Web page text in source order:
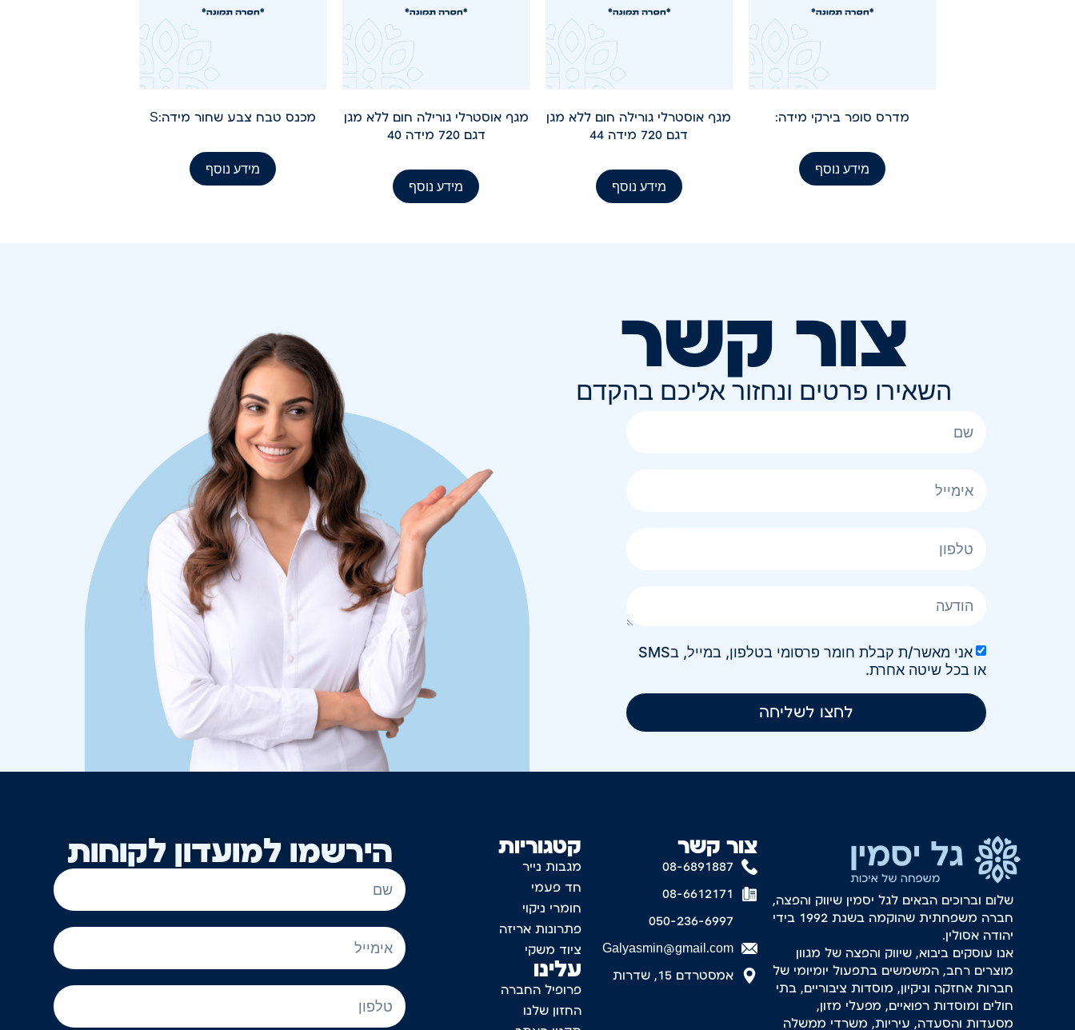
מדרס סופר בירקי מידה:
מידע נוסף
מגף אוסטרלי גורילה חום ללא מגן
דגם 720 מידה 44
מידע נוסף
מגף אוסטרלי גורילה חום ללא מגן
דגם 720 מידה 40
מידע נוסף
מכנס טבח צבע שחור מידה:S
מידע נוסף
צור קשר
השאירו פרטים ונחזור אליכם בהקדם
אני מאשר/ת קבלת חומר פרסומי בטלפון, במייל, בSMS
או בכל שיטה אחרת.
לחצו לשליחה
הירשמו למועדון לקוחות קטגוריות
מגבות נייר
חד פעמי
חומרי ניקוי
פתרונות אריזה
ציוד משקי
עלינו
פרופיל החברה
החזון שלנו
צור קשר
08-6891887
08-6612171
050-236-6997
Galyasmin@gmail.com
אמסטרדם 15, שדרות
שלום וברוכים הבאים לגל יסמין שיווק והפצה,
חברה משפחתית שהוקמה בשנת 1992 בידי
יהודה אסולין.
אנו עוסקים ביבוא, שיווק והפצה של מגוון
מוצרים רחב, המשמשים בתפעול יומיומי של
חברות אחזקה וניקיון, מוסדות ציבוריים, בתי
חולים ומוסדות רפואיים, מפעלי מזון,
מסעדות והסעדה, עיריות, משרדי ממשלה